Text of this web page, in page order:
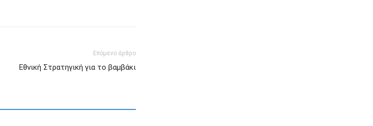
Επόμενο άρθρο
Εθνική Στρατηγική για το βαμβάκι